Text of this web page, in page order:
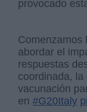
provocado
Comenzamos
abordar el
respuestas
coordinada,
vacunación
en#G20Italy